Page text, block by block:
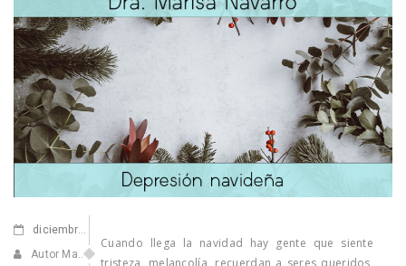
diciembre 23,2022
Autor Marisa Navarro
Cuando llega la navidad hay gente que siente
tristeza, melancolía, recuerdan a seres queridos,